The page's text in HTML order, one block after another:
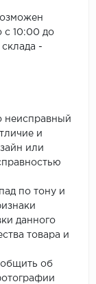
с 10:00 до
-
неисправный
и
или
по тону и
данного
товара и
об